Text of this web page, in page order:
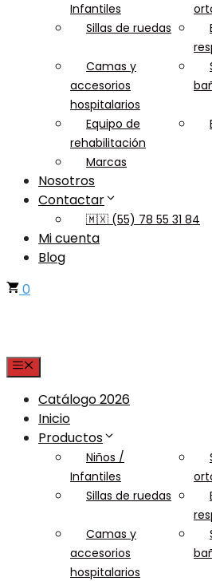
Infantiles
Sillas de ruedas
Camas y
accesorios
hospitalarios
Equipo de
rehabilitación
Marcas
Nosotros
Contactar
🇲🇽 (55) 78 55 31 84
Mi cuenta
Blog
0
Menu
Catálogo 2026
Inicio
Productos
Niños /
Infantiles
Sillas de ruedas
Camas y
accesorios
hospitalarios